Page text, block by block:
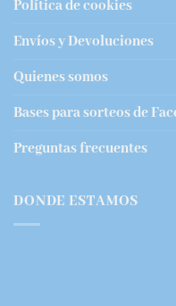
Política de cookies
Envíos y Devoluciones
Quienes somos
Bases para sorteos de
Preguntas frecuentes
DONDE ESTAMOS